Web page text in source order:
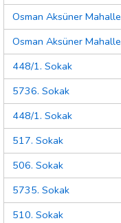
Osman Aksüner
Osman Aksüner
448/1. Sokak
5736. Sokak
448/1. Sokak
517. Sokak
506. Sokak
5735. Sokak
510. Sokak